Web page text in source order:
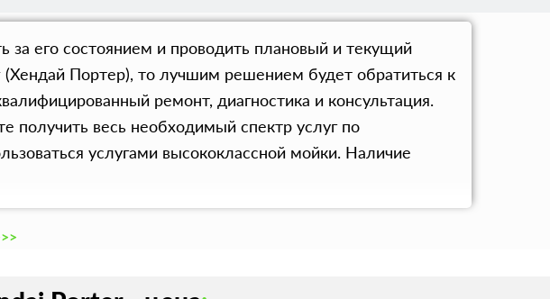
его состоянием и проводить плановый и текущий
Портер), то лучшим решением будет обратиться к
ремонт, диагностика и консультация.
весь необходимый спектр услуг по
услугами высококлассной мойки. Наличие